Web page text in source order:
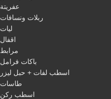
عفريتة
ربلات ونسافات
ليات
اقفال
مرابط
باكات فرامل
اسطب لفات + حبل ليزر
طاسات
اسطب ركن